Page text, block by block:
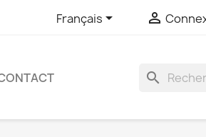
Français 
